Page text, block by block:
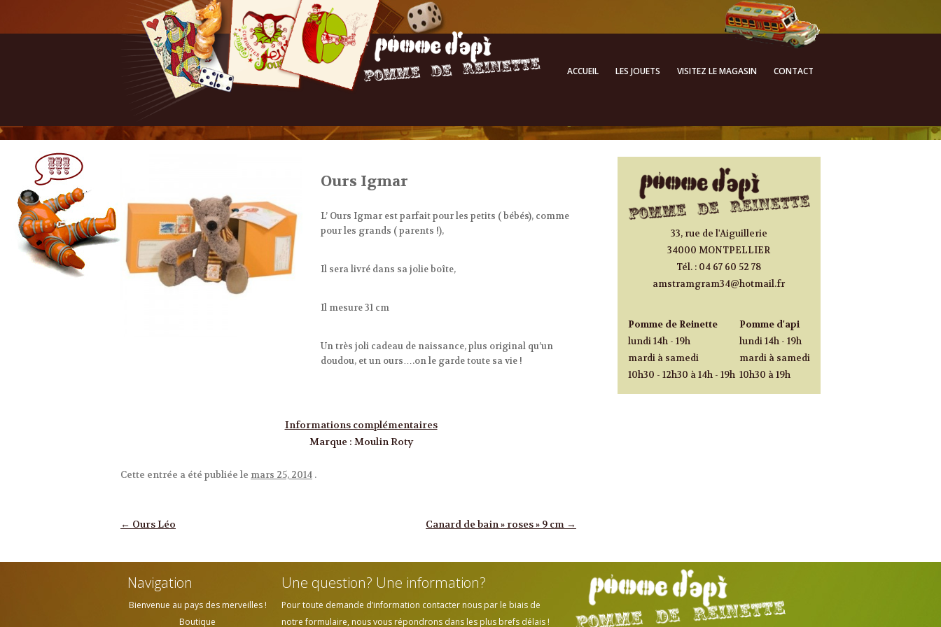
ACCUEIL LES JOUETS VISITEZ LE MAGASIN CONTACT
Ours Igmar
L’ Ours Igmar est parfait pour les petits ( bébés), comme
pour les grands ( parents !),
Il sera livré dans sa jolie boîte,
Il mesure 31 cm
Un très joli cadeau de naissance, plus original qu’un
doudou, et un ours….on le garde toute sa vie !
Informations complémentaires
Marque : Moulin Roty
Cette entrée a été publiée le mars 25, 2014 .
Navigation des articles
← Ours Léo Canard de bain » roses » 9 cm →
33, rue de l'Aiguillerie
34000 MONTPELLIER
Tél. : 04 67 60 52 78
amstramgram34@hotmail.fr
Pomme de Reinette
lundi 14h - 19h
mardi à samedi
10h30 - 12h30 à 14h - 19h
Pomme d'api
lundi 14h - 19h
mardi à samedi
10h30 à 19h
Navigation
Bienvenue au pays des merveilles !
Boutique
Une question? Une information?
Pour toute demande d’information contacter nous par le biais de
notre formulaire, nous vous répondrons dans les plus brefs délais !